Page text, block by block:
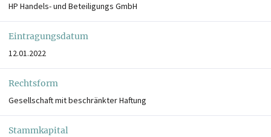
HP Handels- und Beteiligungs GmbH
Eintragungsdatum
12.01.2022
Rechtsform
Gesellschaft mit beschränkter Haftung
Stammkapital